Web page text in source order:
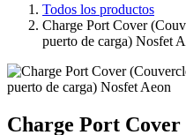
Todos los productos
Charge Port Cover
puerto de carga) Nosfet
Charge Port